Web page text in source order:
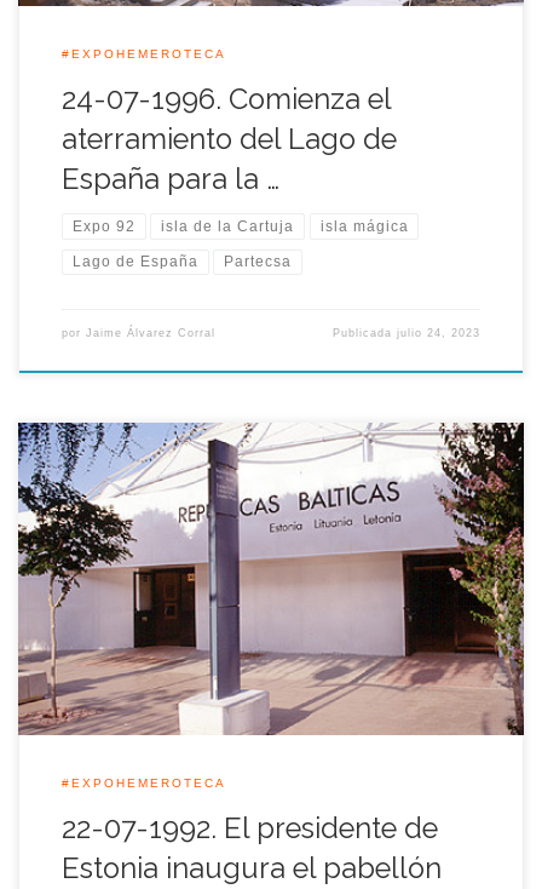
#EXPOHEMEROTECA
24-07-1996. Comienza el
aterramiento del Lago de
España para la …
Expo 92 isla de la Cartuja isla mágica
Lago de España Partecsa
por Jaime Álvarez Corral Publicadajulio 24, 2023
Tal día como hoy un 22 de Julio de 1992 se inauguraba de
manera oficial el pabellón de las Repúblicas Bálticas, para lo
cual se celebró una ceremonia de bienvenida en la que estuvo
presente el presidente de la República de Estonia, Arnold
Rüütel, junto a su esposa. El acto […]
#EXPOHEMEROTECA
22-07-1992. El presidente de
Estonia inaugura el pabellón